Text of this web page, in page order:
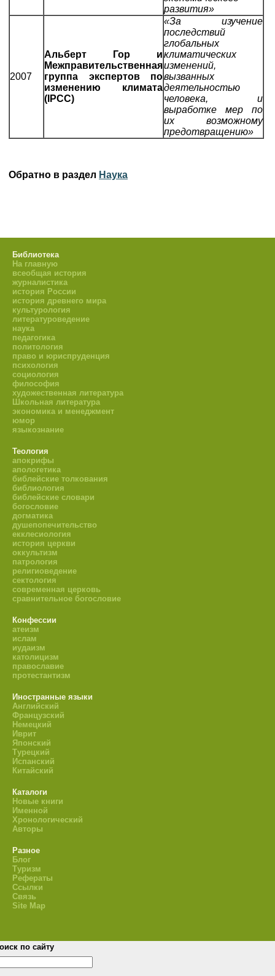
развития»
2007
Альберт Гор и
Межправительственная
группа экспертов по
изменению климата
(IPCC)
«За изучение
последствий
глобальных
климатических
изменений,
вызванных
деятельностью
человека, и
выработке мер по
их возможному
предотвращению»
Обратно в раздел Наука
Библиотека
На главную
всеобщая история
журналистика
история России
история древнего мира
культурология
литературоведение
наука
педагогика
политология
право и юриспруденция
психология
социология
философия
художественная литература
Школьная литература
экономика и менеджмент
юмор
языкознание
Теология
апокрифы
апологетика
библейские толкования
библиология
библейские словари
богословие
догматика
душепопечительство
екклесиология
история церкви
оккультизм
патрология
религиоведение
сектология
современная церковь
сравнительное богословие
Конфессии
атеизм
ислам
иудаизм
католицизм
православие
протестантизм
Иностранные языки
Английский
Французский
Немецкий
Иврит
Японский
Турецкий
Испанский
Китайский
Каталоги
Новые книги
Именной
Хронологический
Авторы
Разное
Блог
Туризм
Рефераты
Ссылки
Связь
Site Map
по сайту